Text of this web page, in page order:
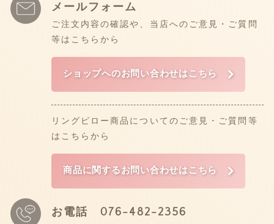
メールフォーム
ご注文内容の確認や、当店へのご意見・ご質問
等はこちらから
ショップへのお問い合わせはこちら
リングピロー商品についてのご意見・ご質問等
はこちらから
商品に関するお問い合わせはこちら
お電話 076-482-2356